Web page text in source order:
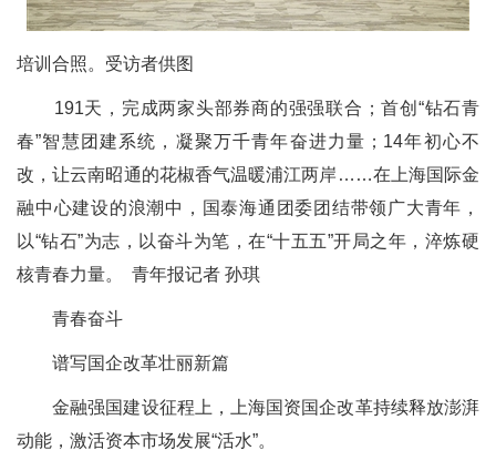
培训合照。受访者供图
191天，完成两家头部券商的强强联合；首创“钻石青
春”智慧团建系统，凝聚万千青年奋进力量；14年初心不
改，让云南昭通的花椒香气温暖浦江两岸……在上海国际金
融中心建设的浪潮中，国泰海通团委团结带领广大青年，
以“钻石”为志，以奋斗为笔，在“十五五”开局之年，淬炼硬
核青春力量。 青年报记者 孙琪
青春奋斗
谱写国企改革壮丽新篇
金融强国建设征程上，上海国资国企改革持续释放澎湃
动能，激活资本市场发展“活水”。